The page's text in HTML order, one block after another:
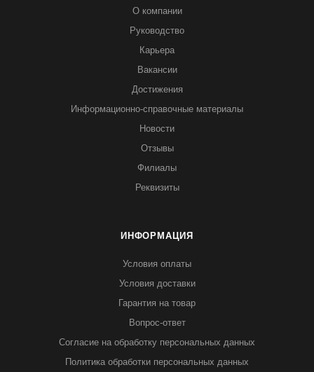
О компании
Руководство
Карьера
Вакансии
Достижения
Информационно-справочные материалы
Новости
Отзывы
Филиалы
Реквизиты
ИНФОРМАЦИЯ
Условия оплаты
Условия доставки
Гарантия на товар
Вопрос-ответ
Согласие на обработку персональных данных
Политика обработки персональных данных